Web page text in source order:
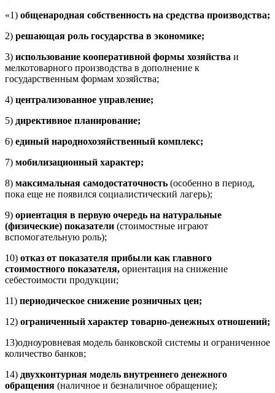
«1) общенародная собственность на средства производства;
2) решающая роль государства в экономике;
3) использование кооперативной формы хозяйства и
мелкотоварного производства в дополнение к
государственным формам хозяйства;
4) централизованное управление;
5) директивное планирование;
6) единый народнохозяйственный комплекс;
7) мобилизационный характер;
8) максимальная самодостаточность (особенно в период,
пока еще не появился социалистический лагерь);
9) ориентация в первую очередь на натуральные
(физические) показатели (стоимостные играют
вспомогательную роль);
10) отказ от показателя прибыли как главного
стоимостного показателя, ориентация на снижение
себестоимости продукции;
11) периодическое снижение розничных цен;
12) ограниченный характер товарно-денежных отношений;
13)одноуровневая модель банковской системы и ограниченное
количество банков;
14) двухконтурная модель внутреннего денежного
обращения (наличное и безналичное обращение);